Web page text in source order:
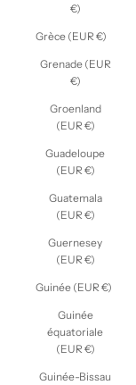
€)
Grèce (EUR €)
Grenade (EUR
€)
Groenland
(EUR €)
Guadeloupe
(EUR €)
Guatemala
(EUR €)
Guernesey
(EUR €)
Guinée (EUR €)
Guinée
équatoriale
(EUR €)
Guinée-Bissau